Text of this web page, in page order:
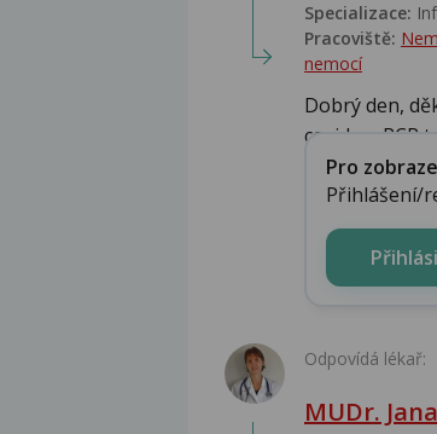
Specializace:
Pracoviště:
nemocí
Dobrý den,
covidu a PCR
Pro
Přihlášení/
Odpovídá lékař:
MUDr.